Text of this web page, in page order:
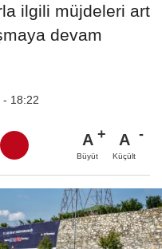
ilgili müjdeleri art
devam
- 18:22
A
Büyüt
A
Küçült